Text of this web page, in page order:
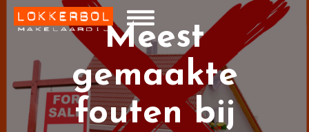
Meest
gemaakte
fouten bij